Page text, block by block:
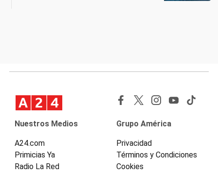
Nuestros Medios
A24.com
Primicias Ya
Radio La Red
Grupo América
Privacidad
Términos y Condiciones
Cookies